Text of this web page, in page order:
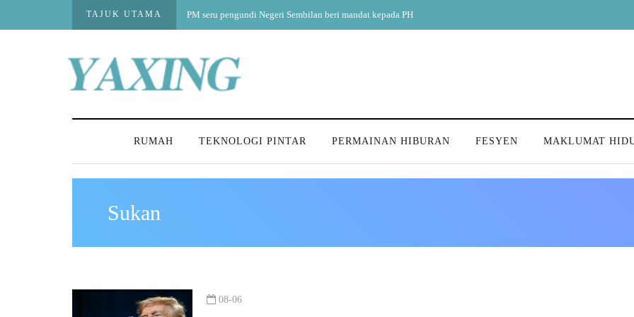
TAJUK UTAMA PM seru pengundi Negeri Sembilan beri mandat kepada PH
RUMAH TEKNOLOGI PINTAR PERMAINAN HIBURAN FESYEN MAKLUMAT
Sukan
08-06